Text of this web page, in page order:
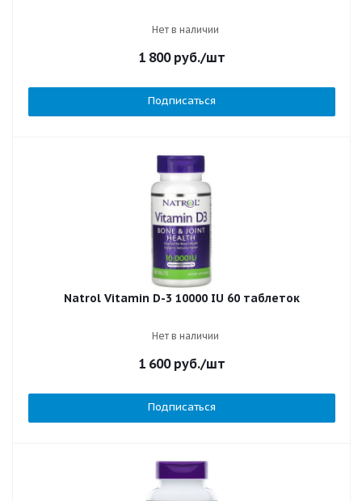
Нет в наличии
1 800руб./шт
Подписаться
Natrol Vitamin D-3 10000 IU 60 таблеток
Нет в наличии
1 600руб./шт
Подписаться